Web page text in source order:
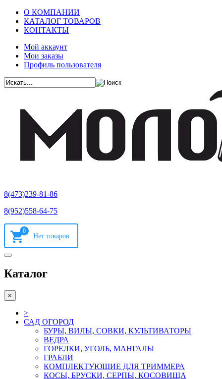
О КОМПАНИИ
КАТАЛОГ ТОВАРОВ
КОНТАКТЫ
Мой аккаунт
Мои заказы
Профиль пользователя
8(473)239-81-86
8(952)558-64-75
0
Каталог
×
>
САД ОГОРОД
БУРЫ, ВИЛЫ, СОВКИ, КУЛЬТИВАТОРЫ
ВЕДРА
ГОРЕЛКИ, УГОЛЬ, МАНГАЛЫ
ГРАБЛИ
КОМПЛЕКТУЮШИЕ ДЛЯ ТРИММЕРА
КОСЫ, БРУСКИ, СЕРПЫ, КОСОВИЩА